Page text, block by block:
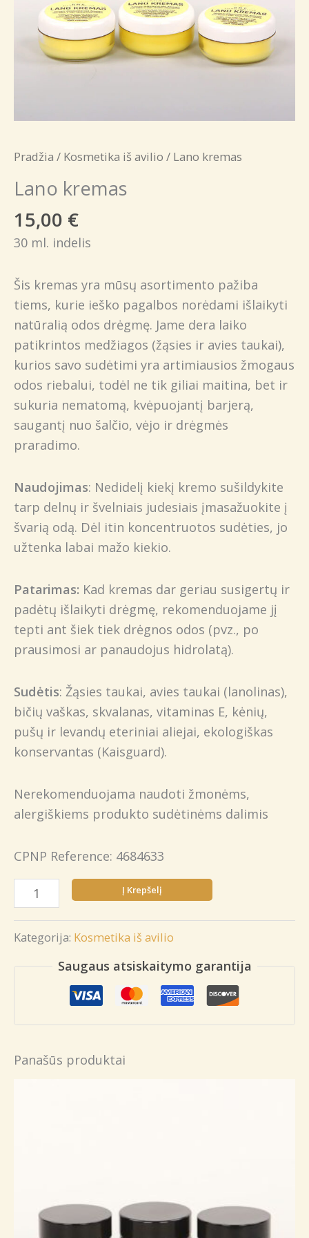
Pradžia / Kosmetika iš avilio / Lano kremas
Lano kremas
15,00 €
30 ml. indelis
Šis kremas yra mūsų asortimento pažiba
tiems, kurie ieško pagalbos norėdami išlaikyti
natūralią odos drėgmę. Jame dera laiko
patikrintos medžiagos (žąsies ir avies taukai),
kurios savo sudėtimi yra artimiausios žmogaus
odos riebalui, todėl ne tik giliai maitina, bet ir
sukuria nematomą, kvėpuojantį barjerą,
saugantį nuo šalčio, vėjo ir drėgmės
praradimo.
Naudojimas: Nedidelį kiekį kremo sušildykite
tarp delnų ir švelniais judesiais įmasažuokite į
švarią odą. Dėl itin koncentruotos sudėties, jo
užtenka labai mažo kiekio.
Patarimas: Kad kremas dar geriau susigertų ir
padėtų išlaikyti drėgmę, rekomenduojame jį
tepti ant šiek tiek drėgnos odos (pvz., po
prausimosi ar panaudojus hidrolatą).
Sudėtis: Žąsies taukai, avies taukai (lanolinas),
bičių vaškas, skvalanas, vitaminas E, kėnių,
pušų ir levandų eteriniai aliejai, ekologiškas
konservantas (Kaisguard).
Nerekomenduojama naudoti žmonėms,
alergiškiems produkto sudėtinėms dalimis
CPNP Reference: 4684633
produkto
kiekis:
kremas
Į Krepšelį
Kategorija: Kosmetika iš avilio
Saugaus atsiskaitymo garantija
Panašūs produktai